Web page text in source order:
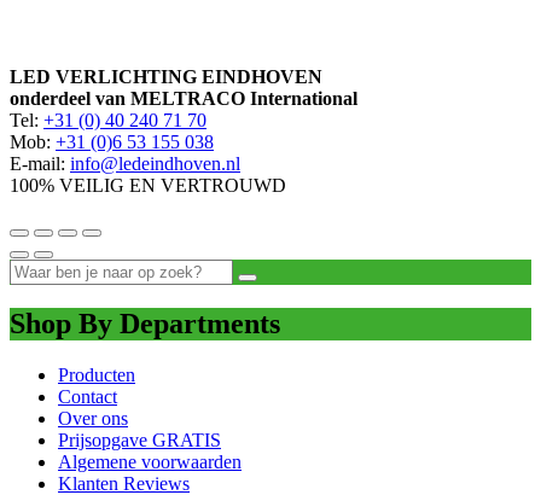
LED VERLICHTING EINDHOVEN
onderdeel van MELTRACO International
Tel: +31 (0) 40 240 71 70
Mob: +31 (0)6 53 155 038
E-mail: info@ledeindhoven.nl
100% VEILIG EN VERTROUWD
Shop By Departments
Producten
Contact
Over ons
Prijsopgave GRATIS
Algemene voorwaarden
Klanten Reviews